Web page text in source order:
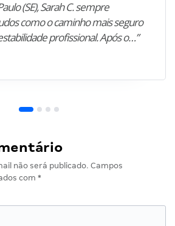
(SE), Sarah C. sempre
como o caminho mais seguro
profissional. Após o…”
não será publicado. Campos
com *